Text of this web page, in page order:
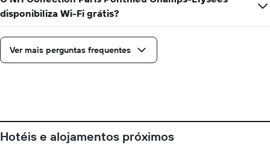
disponibiliza Wi-Fi grátis?
Ver mais perguntas frequentes
Hotéis e alojamentos próximos